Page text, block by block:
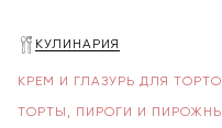
КУЛИНАРИЯ
КРЕМ И ГЛАЗУРЬ ДЛЯ
ТОРТЫ, ПИРОГИ И